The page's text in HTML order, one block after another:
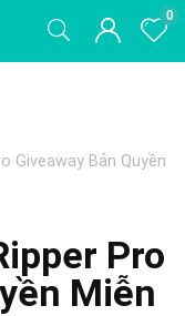
0
Giveaway Bản Quyền
Pro
Miễn